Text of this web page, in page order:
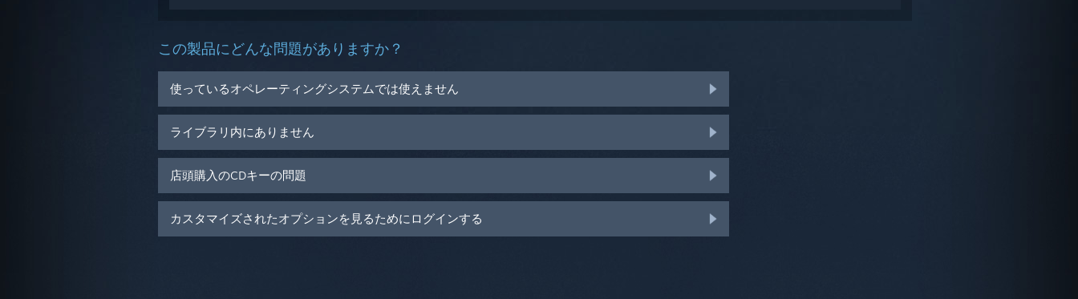
この製品にどんな問題がありますか？
使っているオペレーティングシステムでは使えません
ライブラリ内にありません
店頭購入のCDキーの問題
カスタマイズされたオプションを見るためにログインする